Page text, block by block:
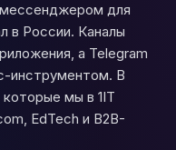
для
в России. Каналы
а Telegram
инструментом. В
мы в 1IT
EdTech и B2B-